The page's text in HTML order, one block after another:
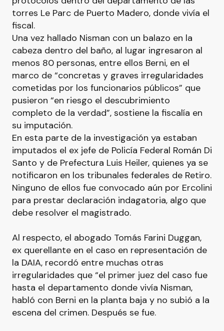
torres Le Parc de Puerto Madero, donde vivía el
fiscal.
Una vez hallado Nisman con un balazo en la
cabeza dentro del baño, al lugar ingresaron al
menos 80 personas, entre ellos Berni, en el
marco de “concretas y graves irregularidades
cometidas por los funcionarios públicos” que
pusieron “en riesgo el descubrimiento
completo de la verdad”, sostiene la fiscalía en
su imputación.
En esta parte de la investigación ya estaban
imputados el ex jefe de Policía Federal Román Di
Santo y de Prefectura Luis Heiler, quienes ya se
notificaron en los tribunales federales de Retiro.
Ninguno de ellos fue convocado aún por Ercolini
para prestar declaración indagatoria, algo que
debe resolver el magistrado.
Al respecto, el abogado Tomás Farini Duggan,
ex querellante en el caso en representación de
la DAIA, recordó entre muchas otras
irregularidades que “el primer juez del caso fue
hasta el departamento donde vivía Nisman,
habló con Berni en la planta baja y no subió a la
escena del crimen. Después se fue.